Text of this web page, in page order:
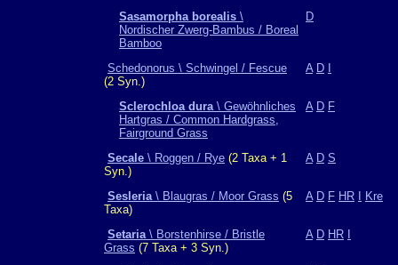
Sasamorpha borealis \
Nordischer Zwerg-Bambus / Boreal
Bamboo
D
Schedonorus \ Schwingel / Fescue
(2 Syn.)
A D
Sclerochloa dura\ Gewöhnliches
Hartgras / Common Hardgrass,
Fairground Grass
A D F
Secale \ Roggen / Rye (2 Taxa + 1
Syn.)
A D S
Sesleria\ Blaugras / Moor Grass (5
Taxa)
A D F HR Kre
Setaria\ Borstenhirse / Bristle
Grass (7 Taxa + 3 Syn.)
A D HR